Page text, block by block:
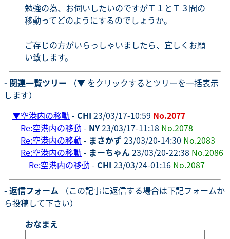
勉強の為、お伺いしたいのですがＴ１とＴ３間の
移動ってどのようにするのでしょうか。
ご存じの方がいらっしゃいましたら、宜しくお願
い致します。
- 関連一覧ツリー （▼ をクリックするとツリーを一括表示
します）
▼空港内の移動 - CHI 23/03/17-10:59 No.2077
Re:空港内の移動 - NY23/03/17-11:18 No.2078
Re:空港内の移動 - まさかず 23/03/20-14:30 No.2083
Re:空港内の移動 - まーちゃん23/03/20-22:38 No.2086
Re:空港内の移動 - CHI 23/03/24-01:16 No.2087
- 返信フォーム （この記事に返信する場合は下記フォームか
ら投稿して下さい）
おなまえ